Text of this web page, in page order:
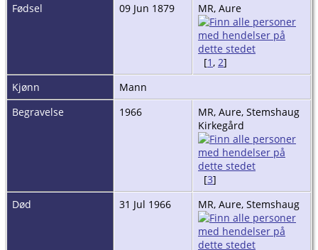
Fødsel
09 Jun 1879 MR, Aure
[1, 2]
Kjønn
Mann
Begravelse
1966
MR, Aure, Stemshaug
Kirkegård
[3]
Død
31 Jul 1966 MR, Aure, Stemshaug